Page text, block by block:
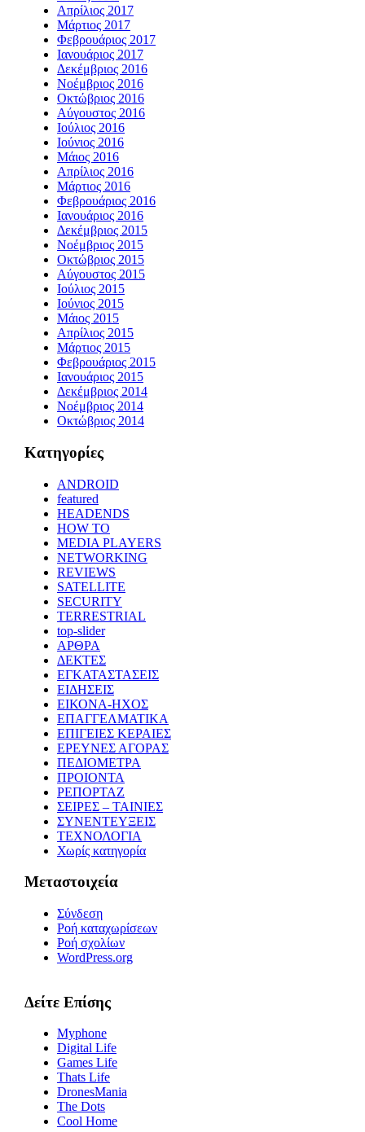
Απρίλιος 2017
Μάρτιος 2017
Φεβρουάριος 2017
Ιανουάριος 2017
Δεκέμβριος 2016
Νοέμβριος 2016
Οκτώβριος 2016
Αύγουστος 2016
Ιούλιος 2016
Ιούνιος 2016
Μάιος 2016
Απρίλιος 2016
Μάρτιος 2016
Φεβρουάριος 2016
Ιανουάριος 2016
Δεκέμβριος 2015
Νοέμβριος 2015
Οκτώβριος 2015
Αύγουστος 2015
Ιούλιος 2015
Ιούνιος 2015
Μάιος 2015
Απρίλιος 2015
Μάρτιος 2015
Φεβρουάριος 2015
Ιανουάριος 2015
Δεκέμβριος 2014
Νοέμβριος 2014
Οκτώβριος 2014
Kατηγορίες
ANDROID
featured
HEADENDS
HOW TO
MEDIA PLAYERS
NETWORKING
REVIEWS
SATELLITE
SECURITY
TERRESTRIAL
top-slider
ΑΡΘΡΑ
ΔΕΚΤΕΣ
ΕΓΚΑΤΑΣΤΑΣΕΙΣ
ΕΙΔΗΣΕΙΣ
ΕΙΚΟΝΑ-ΗΧΟΣ
ΕΠΑΓΓΕΛΜΑΤΙΚΑ
ΕΠΙΓΕΙΕΣ ΚΕΡΑΙΕΣ
ΕΡΕΥΝΕΣ ΑΓΟΡΑΣ
ΠΕΔΙΟΜΕΤΡΑ
ΠΡΟΙΟΝΤΑ
ΡΕΠΟΡΤΑΖ
ΣΕΙΡΕΣ – ΤΑΙΝΙΕΣ
ΣΥΝΕΝΤΕΥΞΕΙΣ
ΤΕΧΝΟΛΟΓΙΑ
Χωρίς κατηγορία
Μεταστοιχεία
Σύνδεση
Ροή καταχωρίσεων
Ροή σχολίων
WordPress.org
Δείτε Επίσης
Myphone
Digital Life
Games Life
Thats Life
DronesMania
The Dots
Cool Home